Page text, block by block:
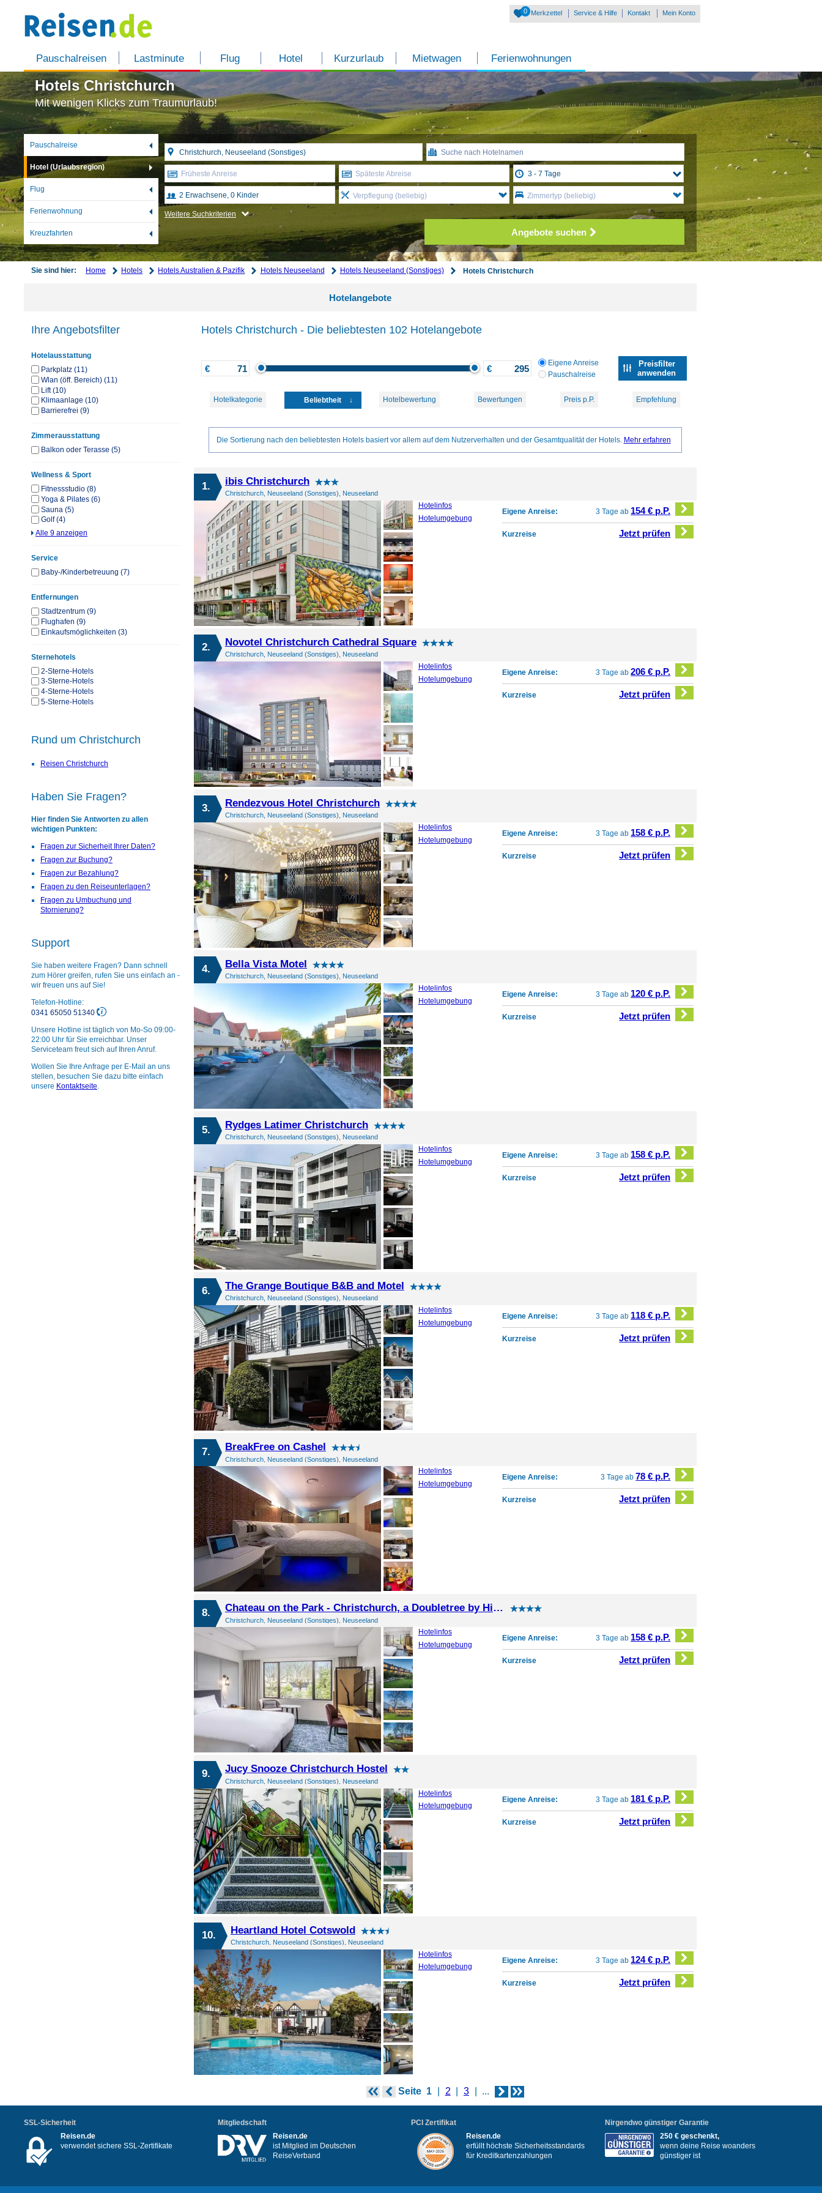
Pauschalreisen Lastminute Flug Hotel Kurzurlaub Mietwagen Ferienwohnungen
0 Merkzettel Service & Hilfe Kontakt Mein Konto
Hotels Christchurch
Mit wenigen Klicks zum Traumurlaub!
Pauschalreise
Hotel (Urlaubsregion)
Flug
Ferienwohnung
Kreuzfahrten
Früheste Anreise Späteste Abreise
Verpflegung (beliebig) Zimmertyp (beliebig)
Weitere Suchkriterien
Angebote suchen
Sie sind hier: Home Hotels Hotels Australien & Pazifik Hotels Neuseeland Hotels Neuseeland (Sonstiges) Hotels Christchurch
Hotelangebote
Hotels Christchurch - Die beliebtesten 102 Hotelangebote
€ €
Eigene Anreise
Pauschalreise
Preisfilter
anwenden
Hotelkategorie Beliebtheit Hotelbewertung Bewertungen Preis p.P. Empfehlung
Die Sortierung nach den beliebtesten Hotels basiert vor allem auf dem Nutzerverhalten und der Gesamtqualität der Hotels. Mehr erfahren
1. ibis Christchurch
Christchurch, Neuseeland (Sonstiges), Neuseeland
Hotelinfos
Hotelumgebung
Eigene Anreise: 3 Tage ab 154 € p.P.
Kurzreise Jetzt prüfen
2. Novotel Christchurch Cathedral Square
Christchurch, Neuseeland (Sonstiges), Neuseeland
Hotelinfos
Hotelumgebung
Eigene Anreise: 3 Tage ab206 € p.P.
Kurzreise Jetzt prüfen
3. Rendezvous Hotel Christchurch
Christchurch, Neuseeland (Sonstiges), Neuseeland
Hotelinfos
Hotelumgebung
Eigene Anreise: 3 Tage ab 158 € p.P.
Kurzreise Jetzt prüfen
4. Bella Vista Motel
Christchurch, Neuseeland (Sonstiges), Neuseeland
Hotelinfos
Hotelumgebung
Eigene Anreise: 3 Tage ab 120 € p.P.
Kurzreise Jetzt prüfen
5. Rydges Latimer Christchurch
Christchurch, Neuseeland (Sonstiges), Neuseeland
Hotelinfos
Hotelumgebung
Eigene Anreise: 3 Tage ab 158 € p.P.
Kurzreise Jetzt prüfen
6. The Grange Boutique B&B and Motel
Christchurch, Neuseeland (Sonstiges), Neuseeland
Hotelinfos
Hotelumgebung
Eigene Anreise: 3 Tage ab 118 € p.P.
Kurzreise Jetzt prüfen
7. BreakFree on Cashel
Christchurch, Neuseeland (Sonstiges), Neuseeland
Hotelinfos
Hotelumgebung
Eigene Anreise: 3 Tage ab 78 € p.P.
Kurzreise Jetzt prüfen
8. Chateau on the Park - Christchurch, a Doubletree by Hilton
Christchurch, Neuseeland (Sonstiges), Neuseeland
Hotelinfos
Hotelumgebung
Eigene Anreise: 3 Tage ab 158 € p.P.
Kurzreise Jetzt prüfen
9. Jucy Snooze Christchurch Hostel
Christchurch, Neuseeland (Sonstiges), Neuseeland
Hotelinfos
Hotelumgebung
Eigene Anreise: 3 Tage ab 181 € p.P.
Kurzreise Jetzt prüfen
10. Heartland Hotel Cotswold
Christchurch, Neuseeland (Sonstiges), Neuseeland
Hotelinfos
Hotelumgebung
Eigene Anreise: 3 Tage ab 124 € p.P.
Kurzreise Jetzt prüfen
Seite 1 2 3 ...
Ihre Angebotsfilter
Hotelausstattung
Parkplatz (11)
Wlan (öff. Bereich) (11)
Lift (10)
Klimaanlage (10)
Barrierefrei (9)
Zimmerausstattung
Balkon oder Terasse (5)
Wellness & Sport
Fitnessstudio (8)
Yoga & Pilates (6)
Sauna (5)
Golf (4)
Alle 9 anzeigen
Service
Baby-/Kinderbetreuung (7)
Entfernungen
Stadtzentrum (9)
Flughafen (9)
Einkaufsmöglichkeiten (3)
Sternehotels
2-Sterne-Hotels
3-Sterne-Hotels
4-Sterne-Hotels
5-Sterne-Hotels
Rund um Christchurch
Reisen Christchurch
Haben Sie Fragen?
Hier finden Sie Antworten zu allen
wichtigen Punkten:
Fragen zur Sicherheit Ihrer Daten?
Fragen zur Buchung?
Fragen zur Bezahlung?
Fragen zu den Reiseunterlagen?
Fragen zu Umbuchung und
Stornierung?
Support
Sie haben weitere Fragen? Dann schnell
zum Hörer greifen, rufen Sie uns einfach an -
wir freuen uns auf Sie!
Telefon-Hotline:
0341 65050 51340
Unsere Hotline ist täglich von Mo-So 09:00-
22:00 Uhr für Sie erreichbar. Unser
Serviceteam freut sich auf Ihren Anruf.
Wollen Sie Ihre Anfrage per E-Mail an uns
stellen, besuchen Sie dazu bitte einfach
unsere Kontaktseite.
SSL-Sicherheit
Reisen.de
verwendet sichere SSL-Zertifikate
Mitgliedschaft
Reisen.de
ist Mitglied im Deutschen
ReiseVerband
PCI Zertifikat
Reisen.de
erfüllt höchste Sicherheitsstandards
für Kreditkartenzahlungen
Nirgendwo günstiger Garantie
250 € geschenkt,
wenn deine Reise woanders
günstiger ist